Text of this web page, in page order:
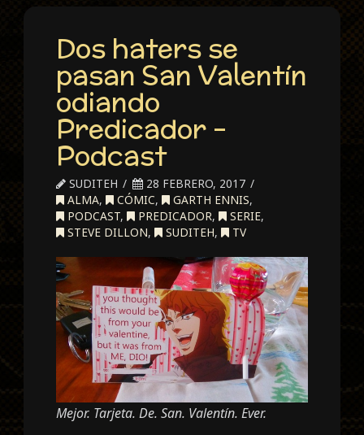
Dos haters se
pasan San Valentín
odiando
Predicador –
Podcast
SUDITEH
28 FEBRERO, 2017
ALMA, CÓMIC, GARTH ENNIS,
PODCAST, PREDICADOR, SERIE,
STEVE DILLON, SUDITEH, TV
Mejor. Tarjeta. De. San. Valentín. Ever.